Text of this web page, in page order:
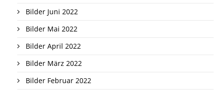
Bilder Juni 2022
Bilder Mai 2022
Bilder April 2022
Bilder März 2022
Bilder Februar 2022